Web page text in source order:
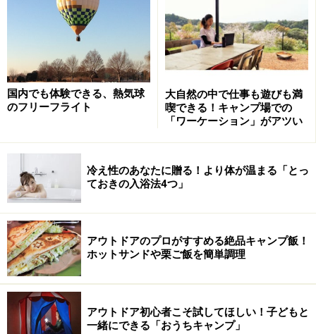
ツリーハウスにもいろいろな形があります。用途と趣味、
とにかく自由です
これまで色々なやり方で建ててみました。鳥の巣のよう
に材木を枝に絡ませて土台を作ったり、ボルトでドーン
と木を貫いて固定したり。ゴムを木に巻きつけてから挟
み込む方法もやってみました。けれど、木へのダメージ
を気にして半端なことをすると、建物が不安定になりま
す。ボルトを貫通させたり釘を打ったりするのは可哀想
にも思いますが、さほどの影響はありません。釘やボル
トを使わないで、何かを巻きつけたりする方が、木にと
ってはかえって迷惑です。木は中心部ではなく表皮の部
分で地面からの水や栄養を運んでいるので、首を絞めら
れているようなものです。
国内でも体験できる、熱気球
のフリーフライト
大自然の中で仕事も遊びも満
喫できる！キャンプ場での
「ワーケーション」がアツい
冷え性のあなたに贈る！より体が温まる「とっ
ておきの入浴法4つ」
アウトドアのプロがすすめる絶品キャンプ飯！
ホットサンドや栗ご飯を簡単調理
アウトドア初心者こそ試してほしい！子どもと
一緒にできる「おうちキャンプ」